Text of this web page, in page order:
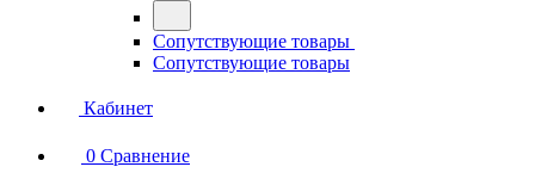
Сопутствующие товары
Сопутствующие товары
Кабинет
0 Сравнение